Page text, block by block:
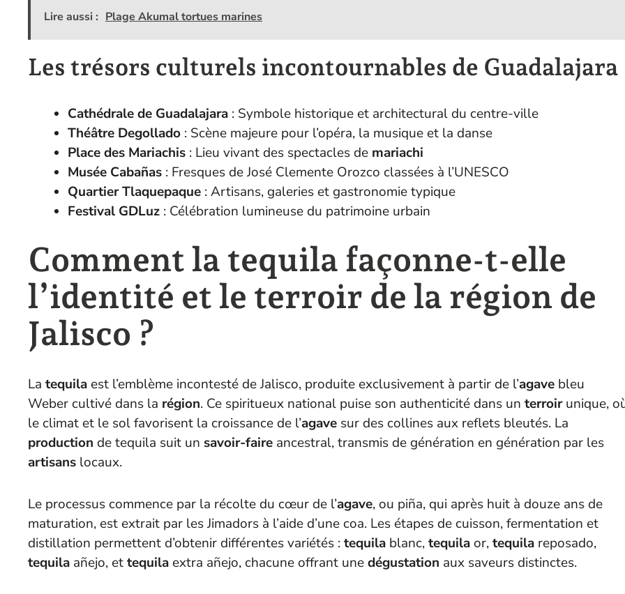
Lire aussi : Plage Akumal tortues marines
Les trésors culturels incontournables de Guadalajara
Cathédrale de Guadalajara : Symbole historique et architectural du centre-ville
Théâtre Degollado : Scène majeure pour l’opéra, la musique et la danse
Place des Mariachis : Lieu vivant des spectacles de mariachi
Musée Cabañas : Fresques de José Clemente Orozco classées à l’UNESCO
Quartier Tlaquepaque : Artisans, galeries et gastronomie typique
Festival GDLuz : Célébration lumineuse du patrimoine urbain
Comment la tequila façonne-t-elle
l’identité et le terroir de la région de
Jalisco ?
La tequila est l’emblème incontesté de Jalisco, produite exclusivement à partir de l’agave bleu
Weber cultivé dans la région. Ce spiritueux national puise son authenticité dans un terroirunique,
le climat et le sol favorisent la croissance de l’agave sur des collines aux reflets bleutés. La
production de tequila suit un savoir-faire ancestral, transmis de génération en génération par les
artisans locaux.
Le processus commence par la récolte du cœur de l’agave, ou piña, qui après huit à douze ans de
maturation, est extrait par les Jimadors à l’aide d’une coa. Les étapes de cuisson, fermentation et
distillation permettent d’obtenir différentes variétés :tequila blanc,tequila or,tequila reposado,
tequila añejo, ettequila extra añejo, chacune offrant unedégustation aux saveurs distinctes.